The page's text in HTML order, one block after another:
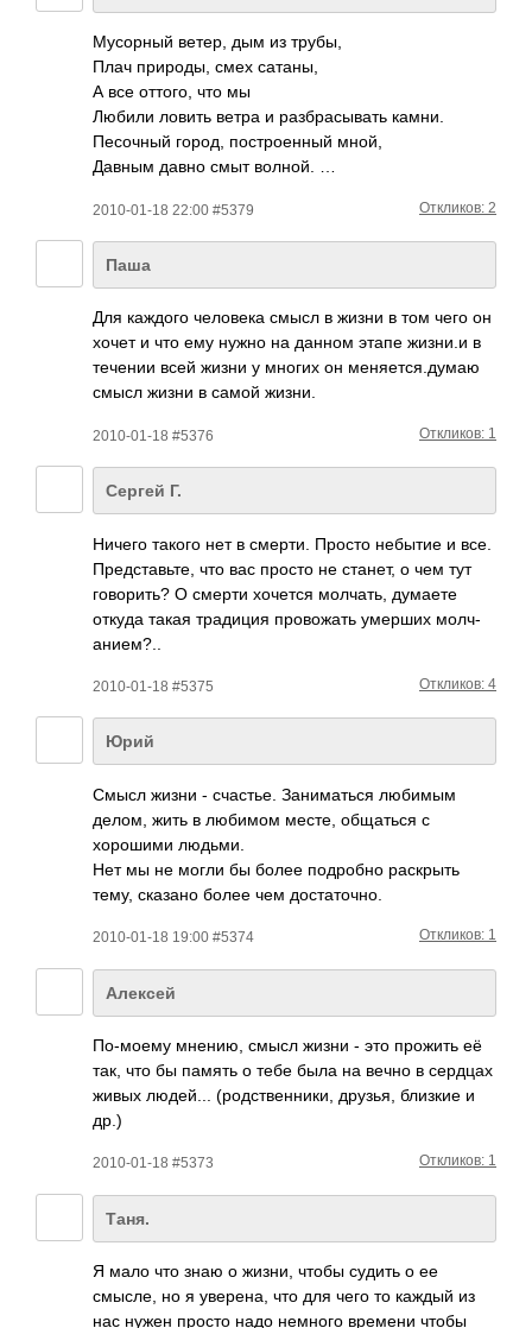
Мусорный ветер, дым из трубы,
Плач природы, смех сатаны,
А все оттого, что мы
Любили ловить ветра и разбрасывать камни.
Песочный город, построенный мной,
Давным давно смыт волной. …
2010-01-18 22:00 #5379 Откликов: 2
Паша
Для каждого чело­века смысл в жизни в том чего он
хочет и что ему нужно на данном этапе жизни.и в
течении всей жизни у многих он меня­ется­.думаю
смысл жизни в самой жизни.
2010-01-18 #5376 Откликов: 1
Сергей Г.
Ничего такого нет в смерти. Просто небытие и все.
Пред­став­ьте, что вас просто не станет, о чем тут
гово­рить? О смерти хочется молч­ать, думаете
откуда такая трад­иция пров­ожать умерших молч­
ание­м?..
2010-01-18 #5375 Откликов: 4
Юрий
Смысл жизни - счастье. Заниматься любимым
делом, жить в любимом месте, общаться с
хорошими людьми.
Нет мы не могли бы более подробно раскрыть
тему, сказано более чем достаточно.
2010-01-18 19:00 #5374 Откликов: 1
Алексей
По-м­оему мнению, смысл жизни - это прожить её
так, что бы память о тебе была на вечно в сердцах
живых люде­й... (род­стве­нники, друзья, близкие и
др.)
2010-01-18 #5373 Откликов: 1
Таня.
Я мало что знаю о жизни, чтобы судить о ее
смысле, но я увер­ена, что для чего то каждый из
нас нужен просто надо немного времени чтобы